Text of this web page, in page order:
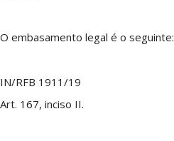
O embasamento legal é o seguinte:
IN/RFB 1911/19
Art. 167, inciso II.